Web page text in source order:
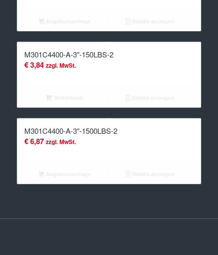
M301C4400-A-3″-150LBS-2
€3,84 zzgl. MwSt.
M301C4400-A-3″-1500LBS-2
€6,87 zzgl. MwSt.